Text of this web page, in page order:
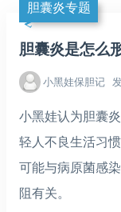
胆囊炎专题
胆囊炎是怎么
小黑娃保胆记
小黑娃认为胆囊
轻人不良生活习
可能与病原菌感
阻有关。